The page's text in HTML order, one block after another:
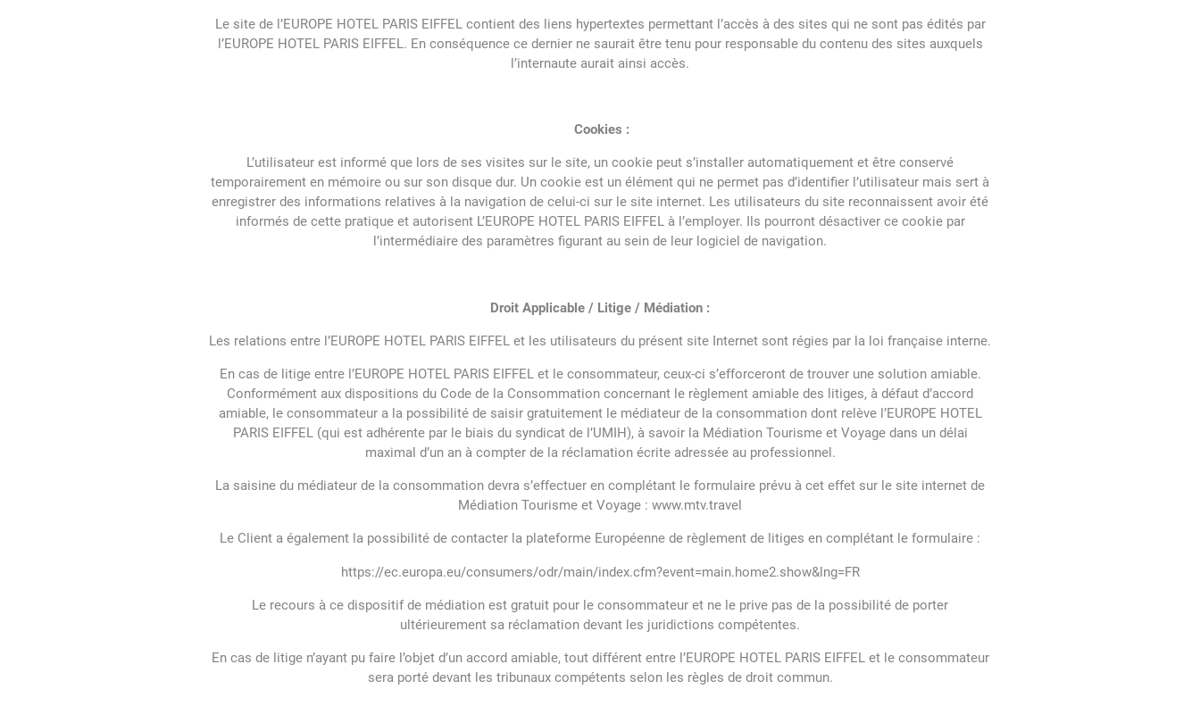
Le site de l’EUROPE HOTEL PARIS EIFFEL contient des liens hypertextes permettant l’accès à des sites qui ne sont pas édités par
l’EUROPE HOTEL PARIS EIFFEL. En conséquence ce dernier ne saurait être tenu pour responsable du contenu des sites auxquels
l’internaute aurait ainsi accès.
Cookies :
L’utilisateur est informé que lors de ses visites sur le site, un cookie peut s’installer automatiquement et être conservé
temporairement en mémoire ou sur son disque dur. Un cookie est un élément qui ne permet pas d’identifier l’utilisateur mais sert à
enregistrer des informations relatives à la navigation de celui-ci sur le site internet. Les utilisateurs du site reconnaissent avoir été
informés de cette pratique et autorisent L’EUROPE HOTEL PARIS EIFFEL à l’employer. Ils pourront désactiver ce cookie par
l’intermédiaire des paramètres figurant au sein de leur logiciel de navigation.
Droit Applicable / Litige / Médiation :
Les relations entre l’EUROPE HOTEL PARIS EIFFEL et les utilisateurs du présent site Internet sont régies par la loi française interne.
En cas de litige entre l’EUROPE HOTEL PARIS EIFFEL et le consommateur, ceux-ci s’efforceront de trouver une solution amiable.
Conformément aux dispositions du Code de la Consommation concernant le règlement amiable des litiges, à défaut d’accord
amiable, le consommateur a la possibilité de saisir gratuitement le médiateur de la consommation dont relève l’EUROPE HOTEL
PARIS EIFFEL (qui est adhérente par le biais du syndicat de l’UMIH), à savoir la Médiation Tourisme et Voyage dans un délai
maximal d’un an à compter de la réclamation écrite adressée au professionnel.
La saisine du médiateur de la consommation devra s’effectuer en complétant le formulaire prévu à cet effet sur le site internet de
Médiation Tourisme et Voyage : www.mtv.travel
Le Client a également la possibilité de contacter la plateforme Européenne de règlement de litiges en complétant le formulaire :
https://ec.europa.eu/consumers/odr/main/index.cfm?event=main.home2.show&lng=FR
Le recours à ce dispositif de médiation est gratuit pour le consommateur et ne le prive pas de la possibilité de porter
ultérieurement sa réclamation devant les juridictions compétentes.
En cas de litige n’ayant pu faire l’objet d’un accord amiable, tout différent entre l’EUROPE HOTEL PARIS EIFFEL et le consommateur
sera porté devant les tribunaux compétents selon les règles de droit commun.